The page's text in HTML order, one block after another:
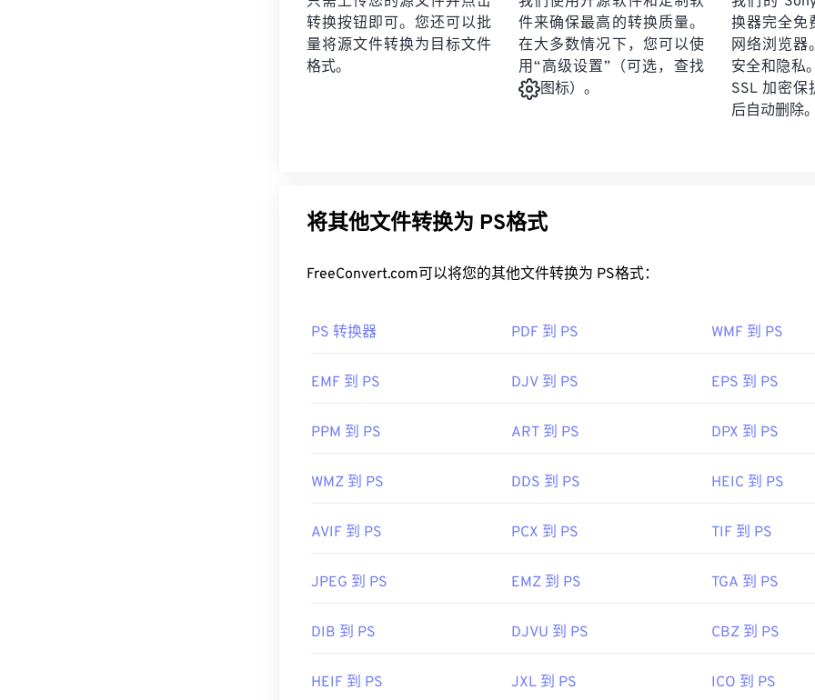
转换按钮即可。您还可以批
量将源文件转换为目标文件
格式。
件来确保最高的转换质量。
在大多数情况下，您可以使
用“高级设置”（可选，查找
图标）。
换器完全免
网络浏览器
安全和隐私
SSL 加密保
后自动删除
将其他文件转换为 PS格式
FreeConvert.com可以将您的其他文件转换为 PS格式：
PS 转换器 PDF 到 PS WMF 到 PS
EMF 到 PS DJV 到 PS EPS 到 PS
PPM 到 PS ART 到 PS DPX 到 PS
WMZ 到 PS DDS 到 PS HEIC 到 PS
AVIF 到 PS PCX 到 PS TIF 到 PS
JPEG 到 PS EMZ 到 PS TGA 到 PS
DIB 到 PS DJVU 到 PS CBZ 到 PS
HEIF 到 PS JXL 到 PS ICO 到 PS